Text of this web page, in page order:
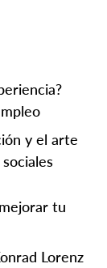
y el arte
tu
Lorenz